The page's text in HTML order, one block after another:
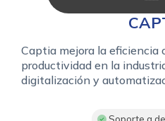
Captia mejora la eficiencia
productividad en la
digitalización y